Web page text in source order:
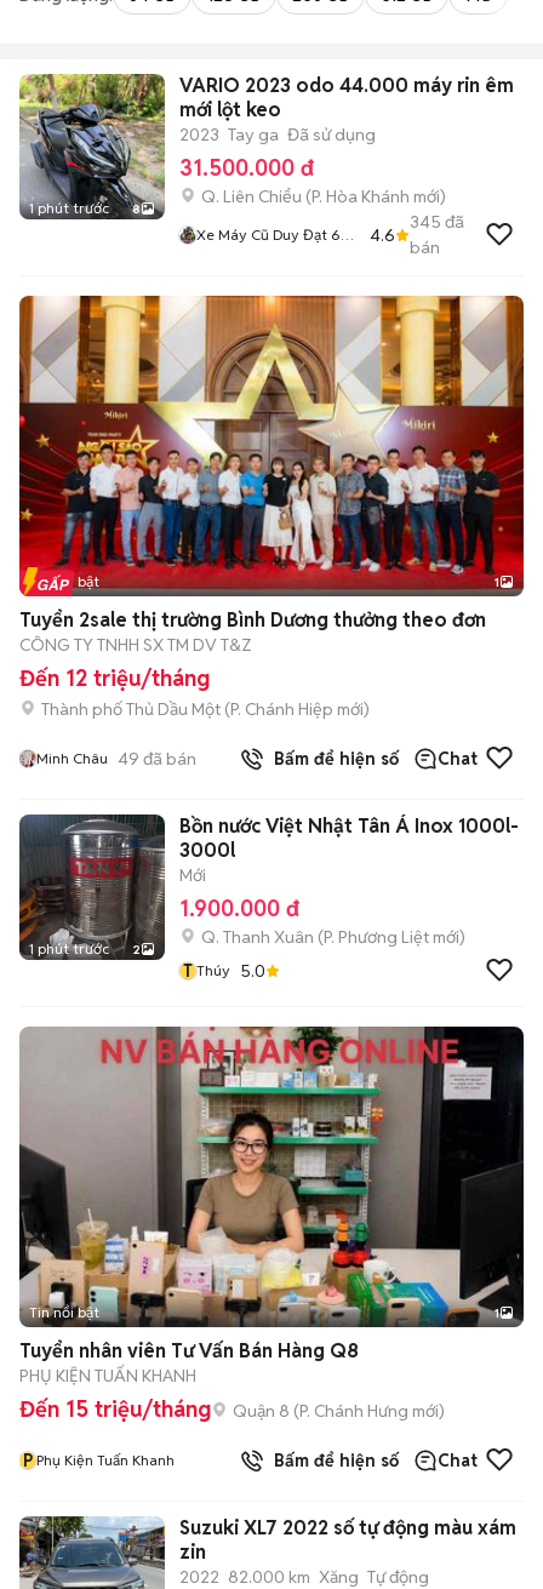
1 phút trước 8
VARIO 2023 odo 44.000 máy rin êm
mới lột keo
2023 Tay ga Đã sử dụng
31.500.000 đ
Q. Liên Chiểu (P. Hòa Khánh mới)
Xe Máy Cũ Duy Đạt 66
4.6
345 đã
bán
Tin nổi bật 1
Tuyển 2sale thị trường Bình Dương thưởng theo đơn
CÔNG TY TNHH SX TM DV T&Z
Đến 12 triệu/tháng
Thành phố Thủ Dầu Một (P. Chánh Hiệp mới)
Minh Châu 49 đã bán Bấm để hiện số Chat
1 phút trước 2
Bồn nước Việt Nhật Tân Á Inox 1000l-
3000l
Mới
1.900.000 đ
Q. Thanh Xuân (P. Phương Liệt mới)
T Thúy 5.0
Tin nổi bật 1
Tuyển nhân viên Tư Vấn Bán Hàng Q8
PHỤ KIỆN TUẤN KHANH
Đến 15 triệu/tháng Quận 8 (P. Chánh Hưng mới)
P Phụ Kiện Tuấn Khanh Bấm để hiện số Chat
Suzuki XL7 2022 số tự động màu xám
zin
2022 82.000 km Xăng Tự động